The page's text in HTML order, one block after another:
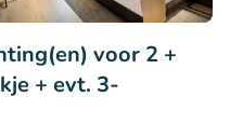
voor 2 +
+ evt. 3-